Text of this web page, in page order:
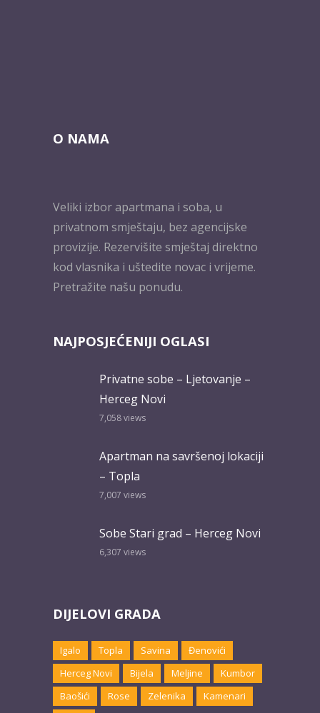
O NAMA
Veliki izbor apartmana i soba, u
privatnom smještaju, bez agencijske
provizije. Rezervišite smještaj direktno
kod vlasnika i uštedite novac i vrijeme.
Pretražite našu ponudu.
NAJPOSJEĆENIJI OGLASI
Privatne sobe – Ljetovanje –
Herceg Novi
7,058views
Apartman na savršenoj lokaciji
– Topla
7,007 views
Sobe Stari grad – Herceg Novi
6,307 views
DIJELOVI GRADA
Igalo Topla Savina
Đenovići
Herceg Novi
Bijela Meljine
Kumbor
Baošići
Rose Zelenika
Kamenari